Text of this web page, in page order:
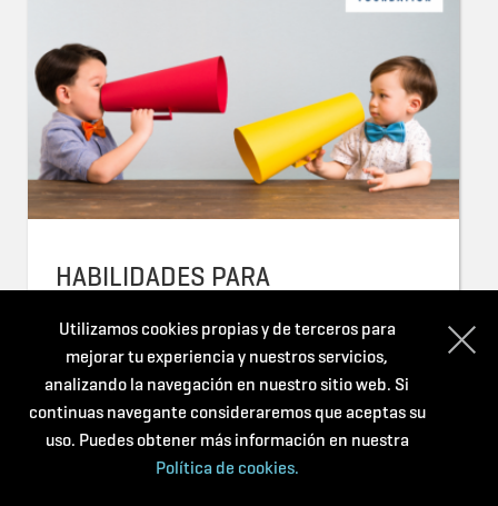
HABILIDADES PARA
A CARGO DE VÍCTOR RODRÍGUEZ
LOVAAS FOUNDATION FUNDACIÓN
35,00€ + INFO
INSCRÍBETE
Utilizamos cookies propias y de terceros para
mejorar tu experiencia y nuestros servicios,
analizando la navegación en nuestro sitio web. Si
continuas navegante consideraremos que aceptas su
uso. Puedes obtener más información en nuestra
Política de cookies.